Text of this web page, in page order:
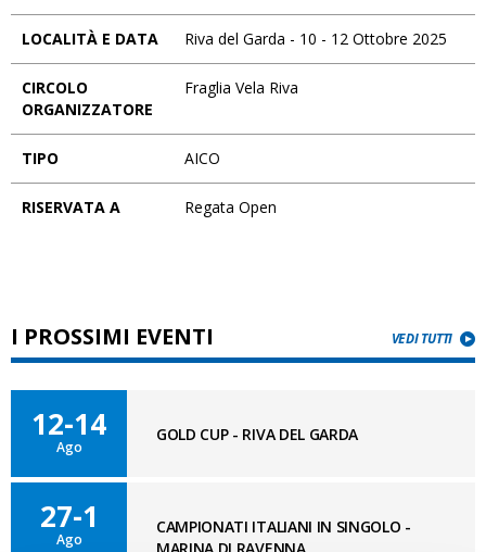
LOCALITÀ E DATA Riva del Garda - 10 - 12 Ottobre 2025
CIRCOLO
ORGANIZZATORE
Fraglia Vela Riva
TIPO AICO
RISERVATA A Regata Open
I PROSSIMI EVENTI VEDI TUTTI
12-14
Ago
GOLD CUP - RIVA DEL GARDA
27-1
Ago
CAMPIONATI ITALIANI IN SINGOLO -